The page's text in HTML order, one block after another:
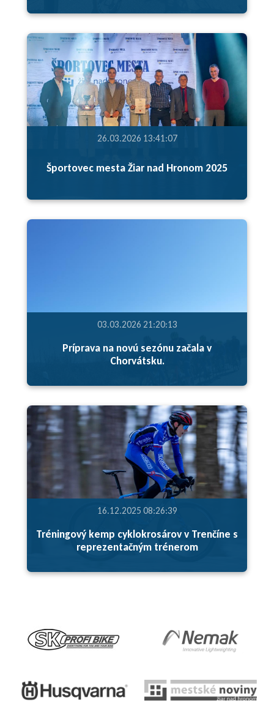
26.03.2026 13:41:07
Športovec mesta Žiar nad Hronom 2025
03.03.2026 21:20:13
Príprava na novú sezónu začala v
Chorvátsku.
16.12.2025 08:26:39
Tréningový kemp cyklokrosárov v Trenčíne s
reprezentačným trénerom